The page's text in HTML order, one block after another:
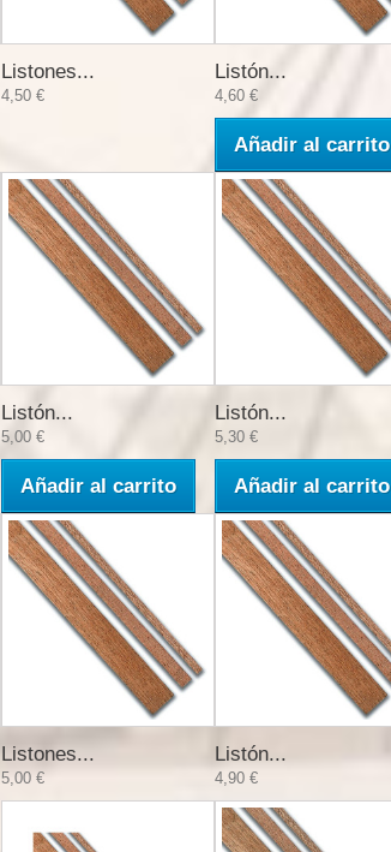
Listones...
4,50 €
Listón...
4,60 €
Añadir al carrito
Listón...
5,00 €
Añadir al carrito
Listón...
5,30 €
Añadir al carrito
Listones...
5,00 €
Listón...
4,90 €